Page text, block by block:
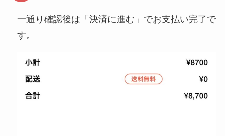
一通り確認後は「決済に進む」でお支払い完了で
す。